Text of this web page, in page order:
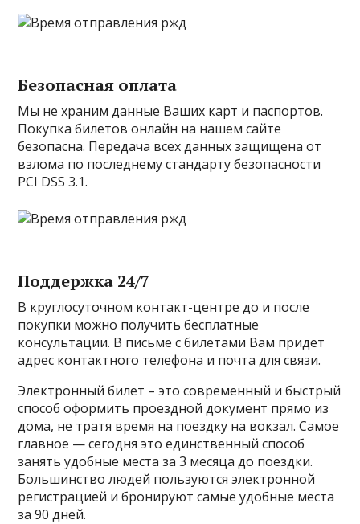
Безопасная оплата
Мы не храним данные Ваших карт и паспортов.
Покупка билетов онлайн на нашем сайте
безопасна. Передача всех данных защищена от
взлома по последнему стандарту безопасности
PCI DSS 3.1.
Поддержка 24/7
В круглосуточном контакт-центре до и после
покупки можно получить бесплатные
консультации. В письме с билетами Вам придет
адрес контактного телефона и почта для связи.
Электронный билет – это современный и быстрый
способ оформить проездной документ прямо из
дома, не тратя время на поездку на вокзал. Самое
главное — сегодня это единственный способ
занять удобные места за 3 месяца до поездки.
Большинство людей пользуются электронной
регистрацией и бронируют самые удобные места
за 90 дней.